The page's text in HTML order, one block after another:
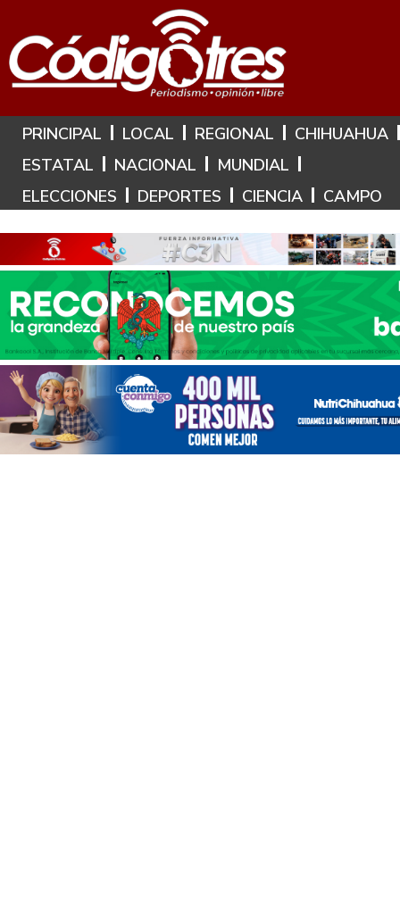
Hoy es: 9 de Agosto de 2026
PRINCIPAL LOCAL REGIONAL
CHIHUAHUA
ESTATAL
NACIONAL
MUNDIAL
ELECCIONES
DEPORTES CIENCIA CAMPO